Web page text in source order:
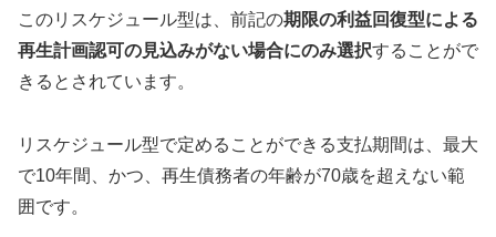
このリスケジュール型は、前記の期限の利益回復型による
再生計画認可の見込みがない場合にのみ選択することがで
きるとされています。
リスケジュール型で定めることができる支払期間は、最大
で10年間、かつ、再生債務者の年齢が70歳を超えない範
囲です。